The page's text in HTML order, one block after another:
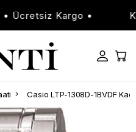
Kargo •
Casio LTP-1308D-1BVDF